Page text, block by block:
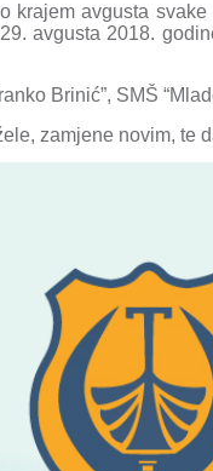
avgusta
avgusta 2018.
Brinić”, SMŠ
zamjene novim,